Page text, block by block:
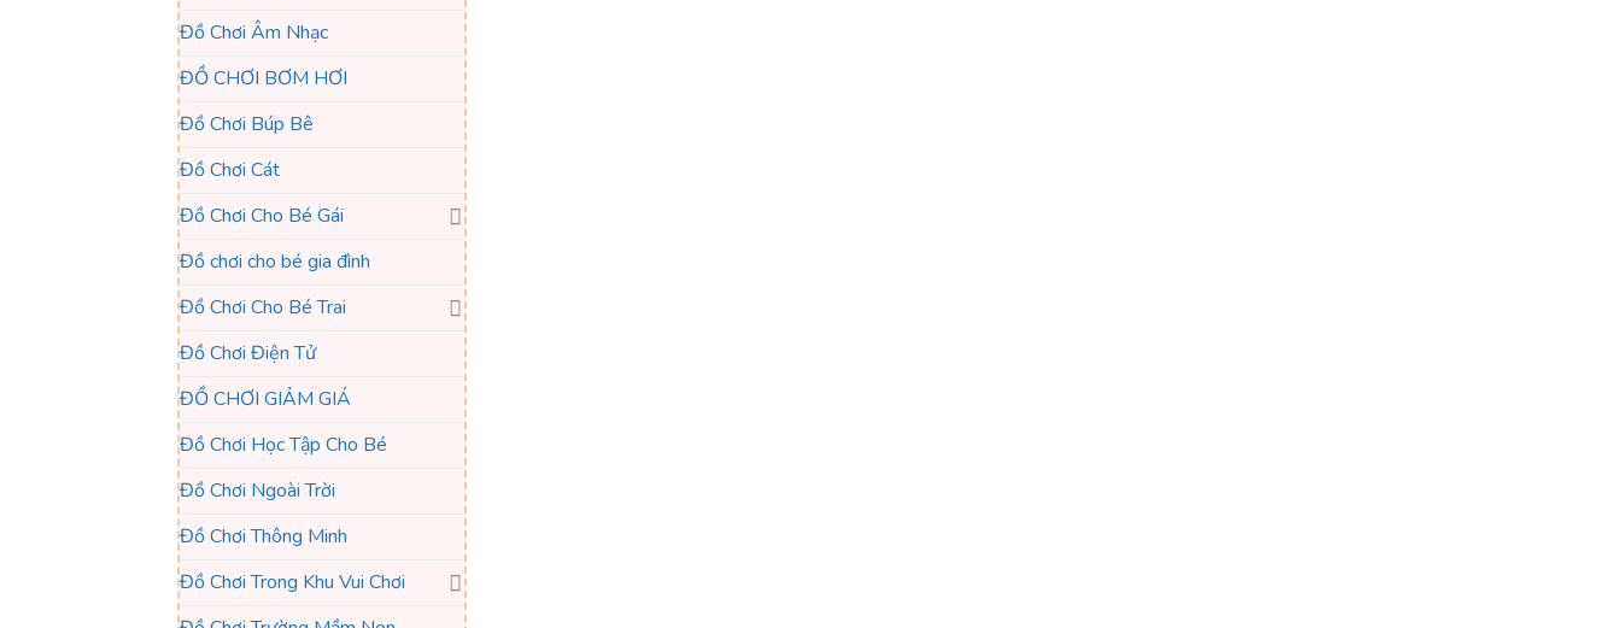
Đồ Chơi Âm Nhạc
ĐỒ CHƠI BƠM HƠI
Đồ Chơi Búp Bê
Đồ Chơi Cát
Đồ Chơi Cho Bé Gái
Đồ chơi cho bé gia đình
Đồ Chơi Cho Bé Trai
Đồ Chơi Điện Tử
ĐỒ CHƠI GIẢM GIÁ
Đồ Chơi Học Tập Cho Bé
Đồ Chơi Ngoài Trời
Đồ Chơi Thông Minh
Đồ Chơi Trong Khu Vui Chơi